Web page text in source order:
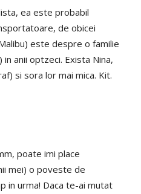
ea este probabil
de obicei
este despre o familie
anii optzeci. Exista Nina,
si sora lor mai mica. Kit.
poate imi place
mei) o poveste de
in urma! Daca te-ai mutat